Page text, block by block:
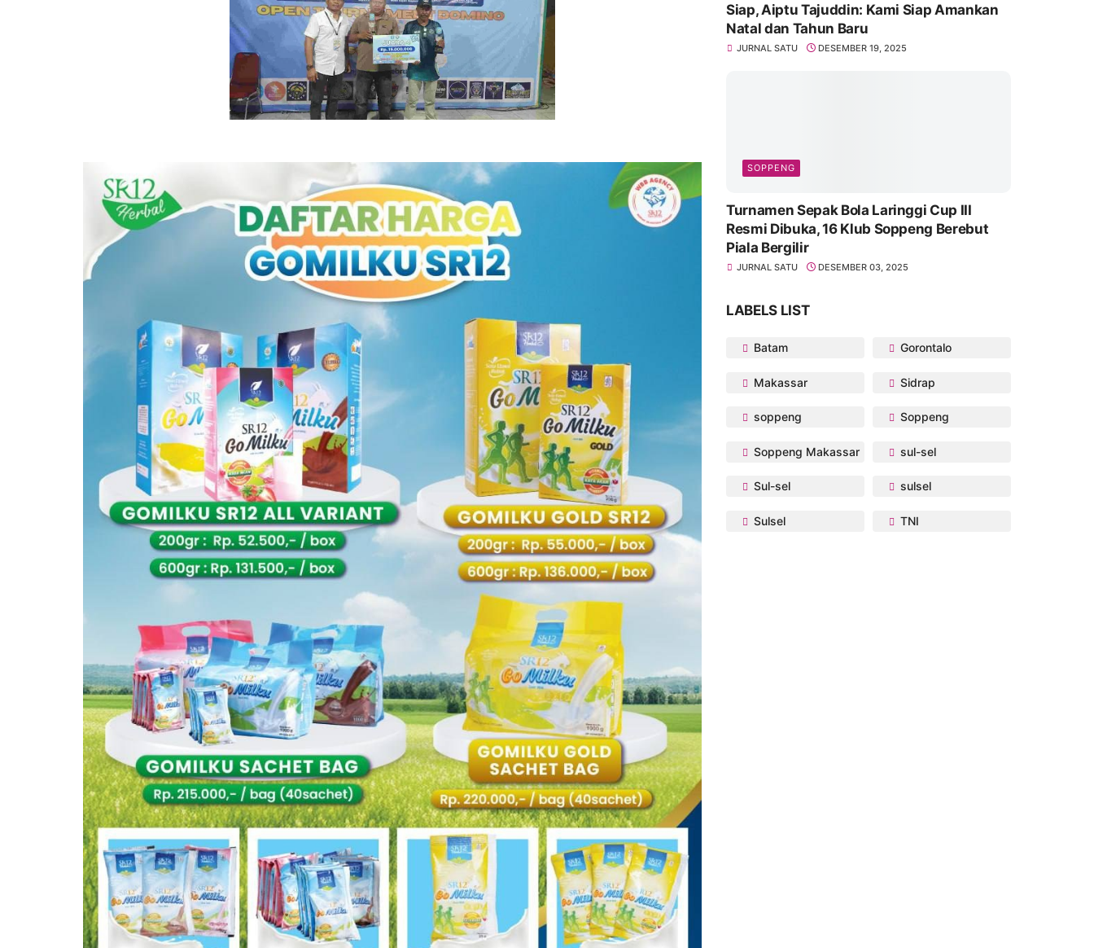
Siap, Aiptu Tajuddin: Kami Siap Amankan
Natal dan Tahun Baru
JURNAL SATU DESEMBER 19, 2025
SOPPENG
Turnamen Sepak Bola Laringgi Cup III
Resmi Dibuka, 16 Klub Soppeng Berebut
Piala Bergilir
JURNAL SATU DESEMBER 03, 2025
LABELS LIST
Batam Gorontalo
Makassar Sidrap
soppeng Soppeng
Soppeng Makassar sul-sel
Sul-sel sulsel
Sulsel TNI